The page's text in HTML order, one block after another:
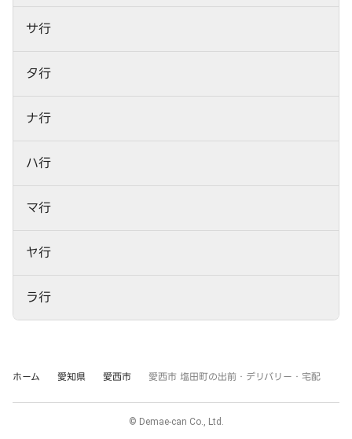
サ行
タ行
ナ行
ハ行
マ行
ヤ行
ラ行
ホーム 愛知県 愛西市 愛西市 塩田町の出前・デリバリー・宅配
© Demae-can Co., Ltd.